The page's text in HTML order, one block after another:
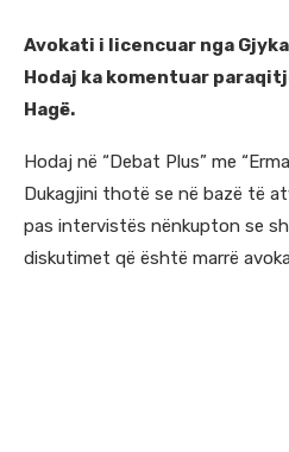
Avokati i licencuar nga
Hodaj ka komentuar
Hagë.
Hodaj në “Debat Plus” me
Dukagjini thotë se në bazë të
pas intervistës nënkupton se
diskutimet që është marrë